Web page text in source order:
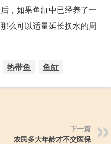
，如果鱼缸中已经养了一
么可以适量延长换水的周
热带鱼 鱼缸
下一篇
农民多大年龄才不交医保